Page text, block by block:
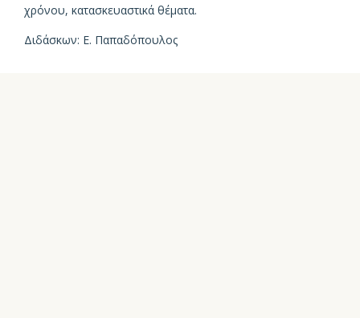
χρόνου, κατασκευαστικά θέματα.
Διδάσκων: Ε. Παπαδόπουλος